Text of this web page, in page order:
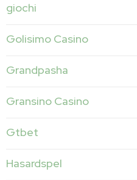
giochi
Golisimo Casino
Grandpasha
Gransino Casino
Gtbet
Hasardspel